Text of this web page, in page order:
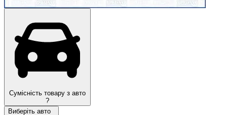
Сумісність товару з авто
?
Виберіть авто